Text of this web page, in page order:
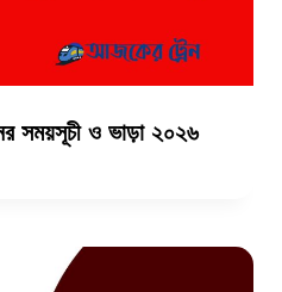
সময়সূচী ও ভাড়া ২০২৬